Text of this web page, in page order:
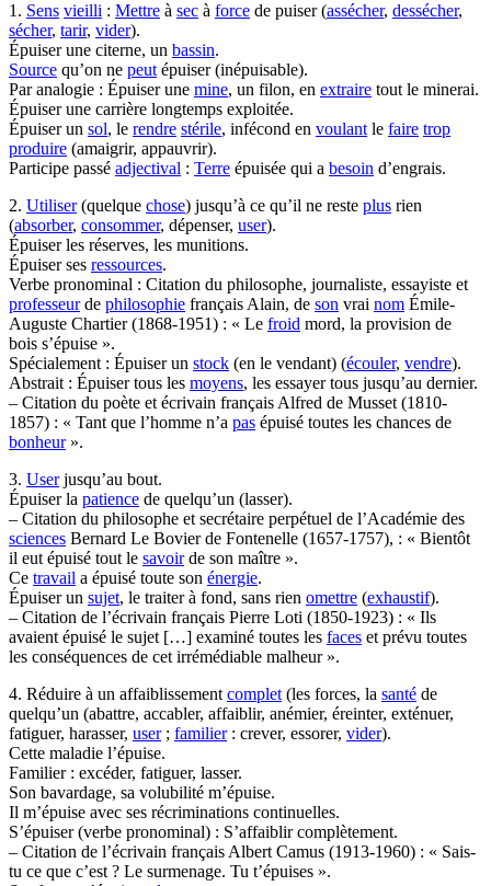
1. Sens vieilli : Mettre à sec à force de puiser (assécher, dessécher,
sécher, tarir, vider).
Épuiser une citerne, un bassin.
Source qu’on ne peut épuiser (inépuisable).
Par analogie : Épuiser une mine, un filon, en extraire tout le minerai.
Épuiser une carrière longtemps exploitée.
Épuiser un sol, le rendre stérile, infécond en voulant le faire trop
produire (amaigrir, appauvrir).
Participe passé adjectival : Terre épuisée qui a besoin d’engrais.
2. Utiliser(quelque chose) jusqu’à ce qu’il ne reste plus rien
(absorber, consommer, dépenser, user).
Épuiser les réserves, les munitions.
Épuiser ses ressources.
Verbe pronominal : Citation du philosophe, journaliste, essayiste et
professeurde philosophie français Alain, de son vrai nom Émile-
Auguste Chartier (1868-1951) : « Le froid mord, la provision de
bois s’épuise ».
Spécialement : Épuiser un stock (en le vendant) (écouler, vendre).
Abstrait : Épuiser tous les moyens, les essayer tous jusqu’au dernier.
– Citation du poète et écrivain français Alfred de Musset (1810-
1857) : « Tant que l’homme n’a pas épuisé toutes les chances de
bonheur».
3. Userjusqu’au bout.
Épuiser la patience de quelqu’un (lasser).
– Citation du philosophe et secrétaire perpétuel de l’Académie des
sciences Bernard Le Bovier de Fontenelle (1657-1757), : « Bientôt
il eut épuisé tout le savoirde son maître ».
Ce travail a épuisé toute son énergie.
Épuiser un sujet, le traiter à fond, sans rien omettre (exhaustif).
– Citation de l’écrivain français Pierre Loti (1850-1923) : « Ils
avaient épuisé le sujet […] examiné toutes les faces et prévu toutes
les conséquences de cet irrémédiable malheur ».
4. Réduire à un affaiblissement complet (les forces, la santé de
quelqu’un (abattre, accabler, affaiblir, anémier, éreinter, exténuer,
fatiguer, harasser, user; familier: crever, essorer, vider).
Cette maladie l’épuise.
Familier : excéder, fatiguer, lasser.
Son bavardage, sa volubilité m’épuise.
Il m’épuise avec ses récriminations continuelles.
S’épuiser (verbe pronominal) : S’affaiblir complètement.
– Citation de l’écrivain français Albert Camus (1913-1960) : « Sais-
tu ce que c’est ? Le surmenage. Tu t’épuises ».